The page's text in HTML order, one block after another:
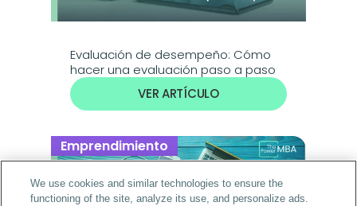
Evaluación de desempeño: Cómo
hacer una evaluación paso a paso
VER ARTÍCULO
Emprendimiento
We use cookies and similar technologies to ensure the
functioning of the site, analyze its use, and personalize ads.